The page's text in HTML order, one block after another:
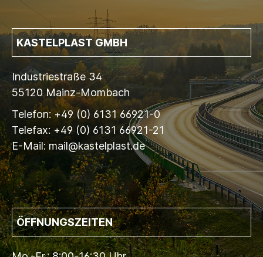
KASTELPLAST GMBH
Industriestraße 34
55120 Mainz-Mombach
Telefon: +49 (0) 6131 66921-0
Telefax: +49 (0) 6131 66921-21
E-Mail: mail@kastelplast.de
ÖFFNUNGSZEITEN